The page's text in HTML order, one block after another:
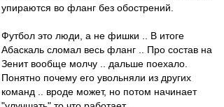
упираются во фланг без обострений.
Футбол это люди, а не фишки .. В итоге
Абаскаль сломал весь фланг .. Про состав на
Зенит вообще молчу .. дальше поехало.
Понятно почему его увольняли из других
команд .. вроде может, но потом начинает